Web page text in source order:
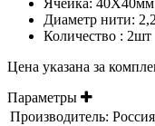
Диаметр нити:
Количество : 2шт
Цена указана за
Параметры
Производитель: Россия